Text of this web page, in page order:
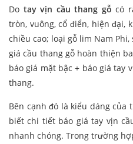
Do tay vịn cầu thang gỗ có
tròn, vuông, cổ điển, hiện đại,
chiều cao; loại gỗ lim Nam
giá cầu thang gỗ hoàn thiện
báo giá mặt bậc + báo giá tay
thang.
Bên cạnh đó là kiểu dáng của
biết chi tiết báo giá tay vịn
nhanh chóng. Trong trường